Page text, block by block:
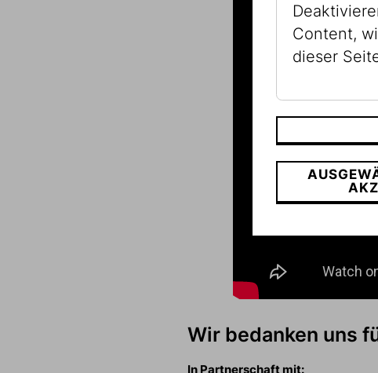
Wir bedanken uns
In Partnerschaft mit:
Content,
dieser